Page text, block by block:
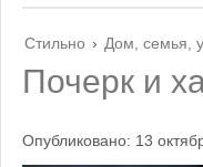
Стильно › Дом, семья,
Почерк и
Опубликовано: 13